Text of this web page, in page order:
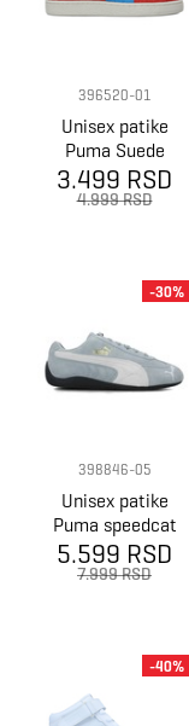
396520-01
Unisex patike
Puma Suede
one piece
3.499 RSD
4.999 RSD
398846-05
Unisex patike
Puma speedcat
og
5.599 RSD
7.999 RSD
-30%
-40%